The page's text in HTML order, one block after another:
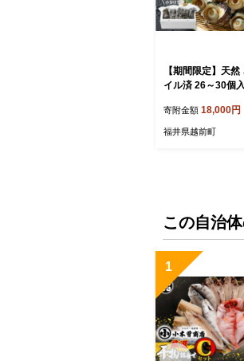
【期間限定】天
イル済 26～30個
け！【越前町産 栄
冷凍 小分け 海鮮
寄附金額 18,000円
福井県越前町
この自治
1